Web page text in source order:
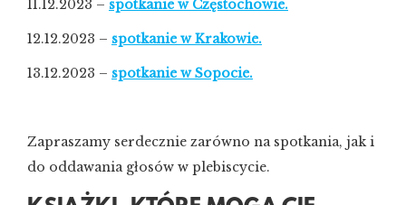
11.12.2023 – spotkanie w Częstochowie.
12.12.2023 – spotkanie w Krakowie.
13.12.2023 – spotkanie w Sopocie.
Zapraszamy serdecznie zarówno na spotkania, jak i
do oddawania głosów w plebiscycie.